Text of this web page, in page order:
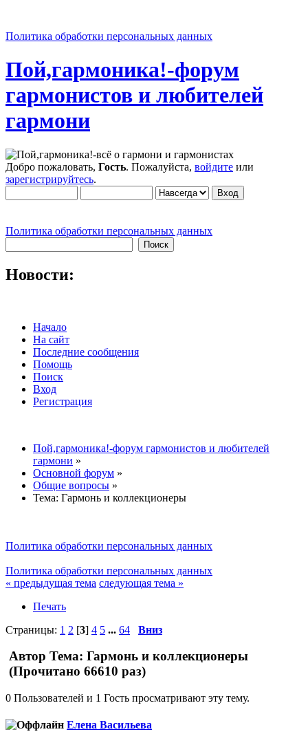
Политика обработки персональных данных
Пой,гармоника!-форум
гармонистов и любителей
гармони
Добро пожаловать, Гость. Пожалуйста, войдите или
зарегистрируйтесь.
Политика обработки персональных данных
Новости:
Начало
На сайт
Последние сообщения
Помощь
Поиск
Вход
Регистрация
Пой,гармоника!-форум гармонистов и любителей
гармони »
Основной форум »
Общие вопросы »
Тема: Гармонь и коллекционеры
Политика обработки персональных данных
Политика обработки персональных данных
« предыдущая тема следующая тема »
Печать
Страницы: 1 2 [3] 4 5 ... 64 Вниз
Автор Тема: Гармонь и коллекционеры
(Прочитано 66610 раз)
0 Пользователей и 1 Гость просматривают эту тему.
Елена Васильева